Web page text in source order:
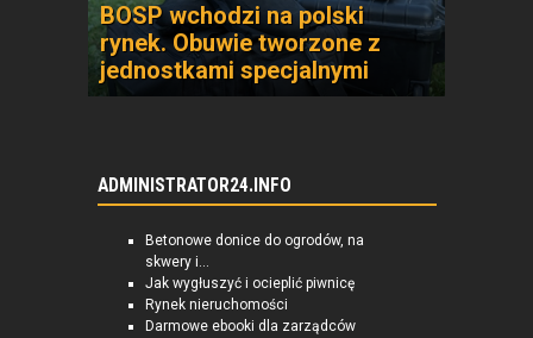
BOSP wchodzi na polski
rynek. Obuwie tworzone z
jednostkami specjalnymi
ADMINISTRATOR24.INFO
Betonowe donice do ogrodów, na
skwery i...
Jak wygłuszyć i ocieplić piwnicę
Rynek nieruchomości
Darmowe ebooki dla zarządców